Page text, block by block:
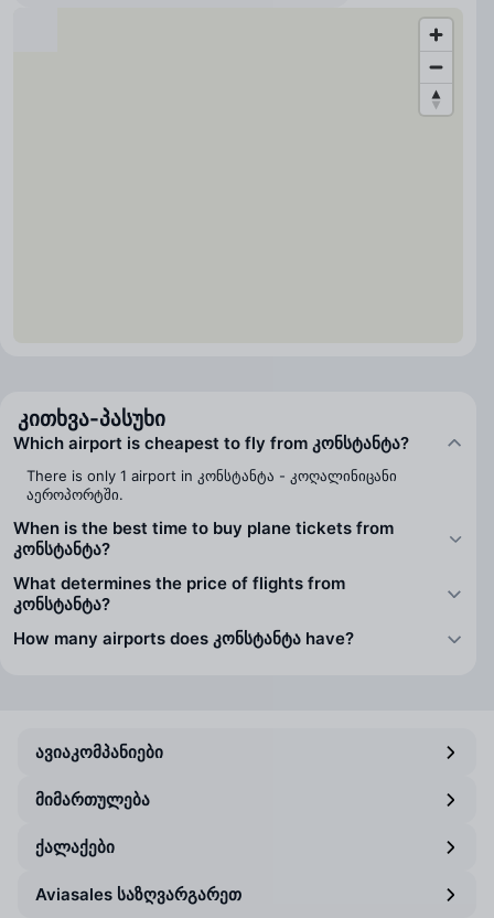
კითხვა-პასუხი
Which airport is cheapest to fly from კონსტანტა?
There is only 1 airport in კონსტანტა - კოღალინიცანი
აეროპორტში.
When is the best time to buy plane tickets from
კონსტანტა?
What determines the price of flights from
კონსტანტა?
How many airports does კონსტანტა have?
ავიაკომპანიები
მიმართულება
ქალაქები
Aviasales საზღვარგარეთ